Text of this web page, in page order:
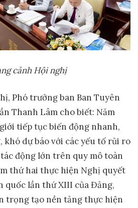
cảnh Hội nghị
Phó trưởng ban Ban Tuyên
Thanh Lâm cho biết: Năm
tiếp tục biến động nhanh,
khó dự báo với các yếu tố rủi ro
động lớn trên quy mô toàn
thứ hai thực hiện Nghị quyết
quốc lần thứ XIII của Đảng,
trọng tạo nền tảng thực hiện